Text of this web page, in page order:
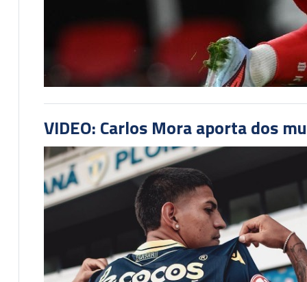
VIDEO: Carlos Mora aporta dos